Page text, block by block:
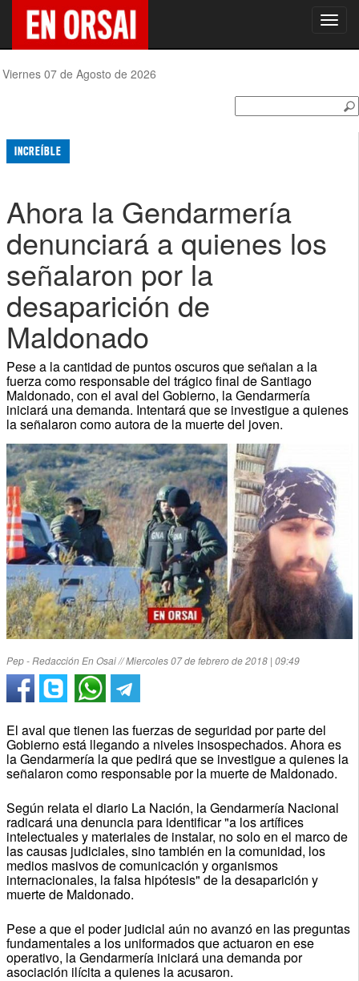
Viernes 07 de Agosto de 2026
INCREÍBLE
Ahora la Gendarmería
denunciará a quienes los
señalaron por la
desaparición de
Maldonado
Pese a la cantidad de puntos oscuros que señalan a la
fuerza como responsable del trágico final de Santiago
Maldonado, con el aval del Gobierno, la Gendarmería
iniciará una demanda. Intentará que se investigue a quienes
la señalaron como autora de la muerte del joven.
Pep - Redacción En Osai // Miercoles 07 de febrero de 2018 | 09:49
El aval que tienen las fuerzas de seguridad por parte del
Gobierno está llegando a niveles insospechados. Ahora es
la Gendarmería la que pedirá que se investigue a quienes la
señalaron como responsable por la muerte de Maldonado.
Según relata el diario La Nación, la Gendarmería Nacional
radicará una denuncia para identificar "a los artífices
intelectuales y materiales de instalar, no solo en el marco de
las causas judiciales, sino también en la comunidad, los
medios masivos de comunicación y organismos
internacionales, la falsa hipótesis" de la desaparición y
muerte de Maldonado.
Pese a que el poder judicial aún no avanzó en las preguntas
fundamentales a los uniformados que actuaron en ese
operativo, la Gendarmería iniciará una demanda por
asociación ilícita a quienes la acusaron.